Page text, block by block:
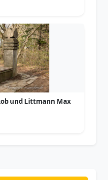
und Littmann Max